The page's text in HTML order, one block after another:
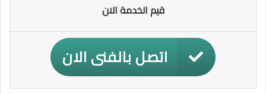
قيم الخدمة الان
اتصل بالفنى الان